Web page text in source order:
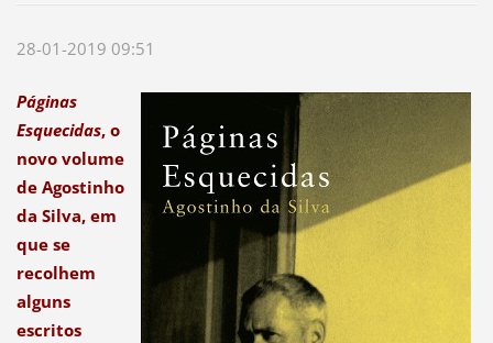
28-01-2019 09:51
Páginas
Esquecidas, o
novo volume
de Agostinho
da Silva, em
que se
recolhem
alguns
escritos